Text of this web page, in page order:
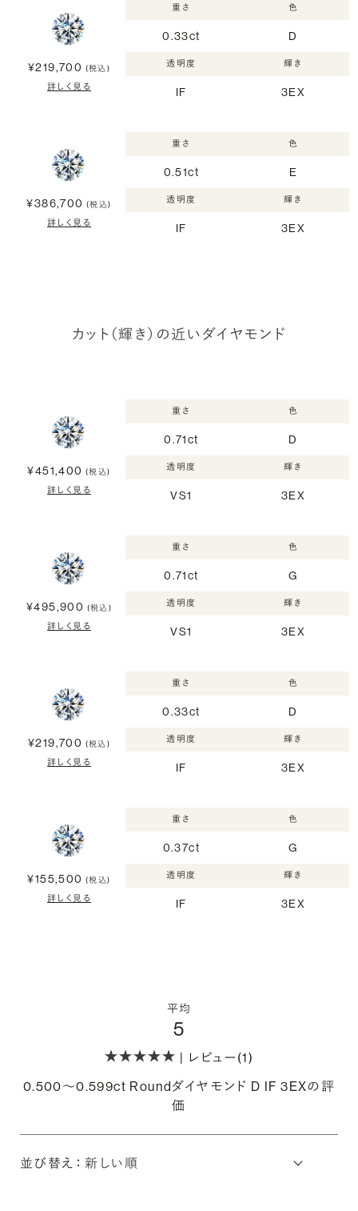
¥219,700 (税込)
詳しく見る
重さ
0.33ct
色
D
透明度
IF
輝き
3EX
¥386,700 (税込)
詳しく見る
重さ
0.51ct
色
E
透明度
IF
輝き
3EX
カット（輝き）の近いダイヤモンド
¥451,400 (税込)
詳しく見る
重さ
0.71ct
色
D
透明度
VS1
輝き
3EX
¥495,900 (税込)
詳しく見る
重さ
0.71ct
色
G
透明度
VS1
輝き
3EX
¥219,700 (税込)
詳しく見る
重さ
0.33ct
色
D
透明度
IF
輝き
3EX
¥155,500 (税込)
詳しく見る
重さ
0.37ct
色
G
透明度
IF
輝き
3EX
平均
5
| レビュー(1)
0.500〜0.599ct Roundダイヤモンド D IF 3EXの評
価
並び替え：